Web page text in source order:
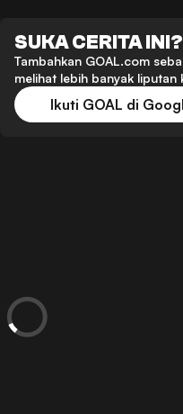
SUKA CERITA INI?
Tambahkan GOAL.com
melihat lebih banyak liputan
Ikuti GOAL di